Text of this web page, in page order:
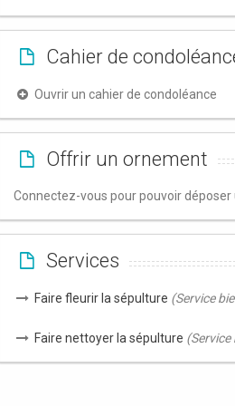
Cahier de
Ouvrir un cahier de condoléance
Offrir un ornement
Connectez-vous pour pouvoir
Services
Faire fleurir la sépulture (Service
Faire nettoyer la sépulture